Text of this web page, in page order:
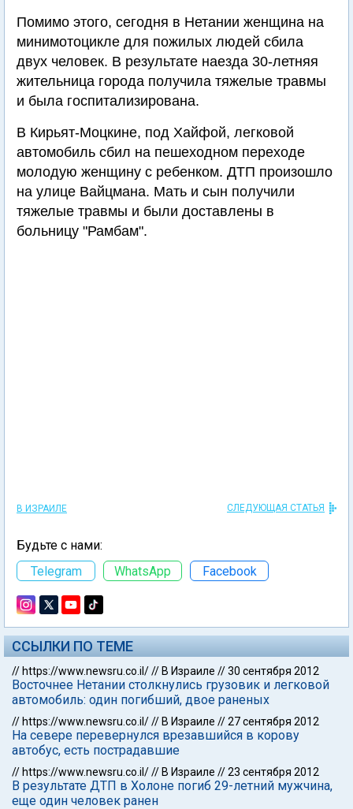
Помимо этого, сегодня в Нетании женщина на
минимотоцикле для пожилых людей сбила
двух человек. В результате наезда 30-летняя
жительница города получила тяжелые травмы
и была госпитализирована.
В Кирьят-Моцкине, под Хайфой, легковой
автомобиль сбил на пешеходном переходе
молодую женщину с ребенком. ДТП произошло
на улице Вайцмана. Мать и сын получили
тяжелые травмы и были доставлены в
больницу "Рамбам".
В ИЗРАИЛЕ СЛЕДУЮЩАЯ СТАТЬЯ
Будьте с нами:
Telegram
WhatsApp Facebook
ССЫЛКИ ПО ТЕМЕ
// https://www.newsru.co.il/// В Израиле //30 сентября 2012
Восточнее Нетании столкнулись грузовик и легковой
автомобиль: один погибший, двое раненых
// https://www.newsru.co.il/// В Израиле //27 сентября 2012
На севере перевернулся врезавшийся в корову
автобус, есть пострадавшие
// https://www.newsru.co.il/// В Израиле //23 сентября 2012
В результате ДТП в Холоне погиб 29-летний мужчина,
еще один человек ранен